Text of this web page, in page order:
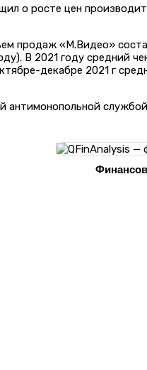
о росте цен
продаж «М.Видео»
В 2021 году средний
декабре 2021 г
антимонопольной